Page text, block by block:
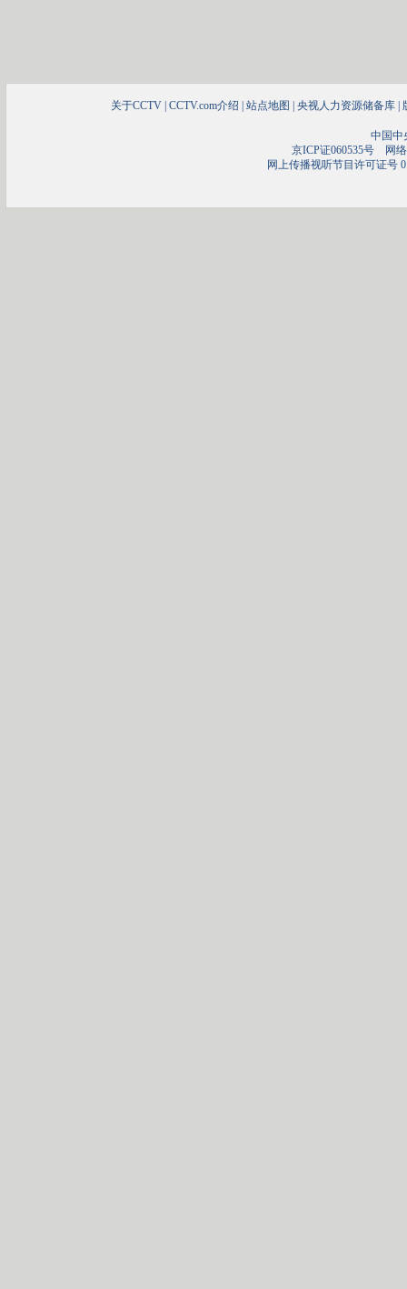
关于CCTV | CCTV.com介绍 | 站点地图 | 央视人力资源储备库 |
中国中
京ICP证060535号网络
网上传播视听节目许可证号